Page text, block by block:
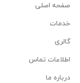
صفحه اصلی
خدمات
گالری
اطلاعات تماس
درباره ما